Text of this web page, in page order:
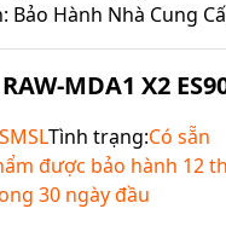
Bảo Hành Nhà Cung
MDA1 X2
SMSLTình trạng:Có sẵn
được bảo hành 12
30 ngày đầu